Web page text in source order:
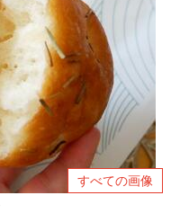
すべての画像